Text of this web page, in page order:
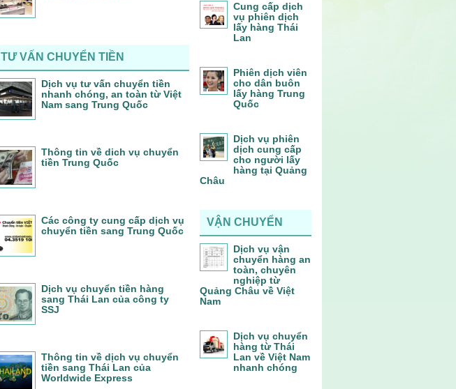
TƯ VẤN CHUYỂN TIỀN
Dịch vụ tư vấn chuyển tiền
nhanh chóng, an toàn từ Việt
Nam sang Trung Quốc
Thông tin về dich vụ chuyển
tiền Trung Quốc
Các công ty cung cấp dịch vụ
chuyển tiền sang Trung Quốc
Dịch vụ chuyển tiền hàng
sang Thái Lan của công ty
SSJ
Thông tin về dịch vụ chuyển
tiền sang Thái Lan của
Worldwide Express
Cung cấp dịch
vụ phiên dịch
lấy hàng Thái
Lan
Phiên dịch viên
cho dân buôn
lấy hàng Trung
Quốc
Dịch vụ phiên
dịch cung cấp
cho người lấy
hàng tại Quảng
Châu
VẬN CHUYỂN
Dịch vụ vận
chuyển hàng an
toàn, chuyên
nghiệp từ
Quảng Châu về Việt
Nam
Dịch vụ chuyển
hàng từ Thái
Lan về Việt Nam
nhanh chóng